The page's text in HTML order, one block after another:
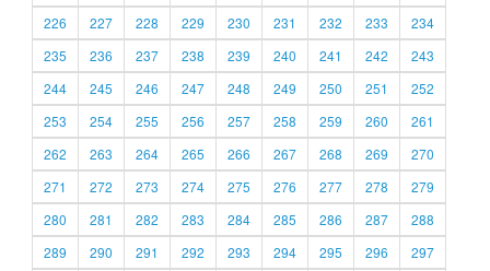
226
227 228 229 230 231 232 233
234
235
236 237 238 239 240 241 242
243
244
245 246 247 248 249 250 251
252
253
254 255 256 257 258 259 260
261
262
263 264 265 266 267 268 269
270
271
272 273 274 275 276 277 278
279
280
281 282 283 284 285 286 287
288
289
290 291 292 293 294 295 296 297